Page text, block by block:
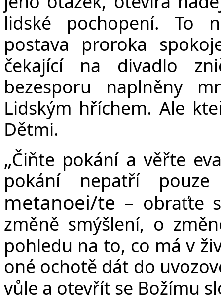
lidské pochopení. To
postava proroka
čekající na divadlo
bezesporu naplněny
Lidským hříchem. Ale
Dětmi.
„Čiňte pokání a věřte
pokání nepatří pouze
metanoei/te – obraťte
změně smýšlení, o
pohledu na to, co má v
oné ochotě dát do
vůle a otevřít se Božímu